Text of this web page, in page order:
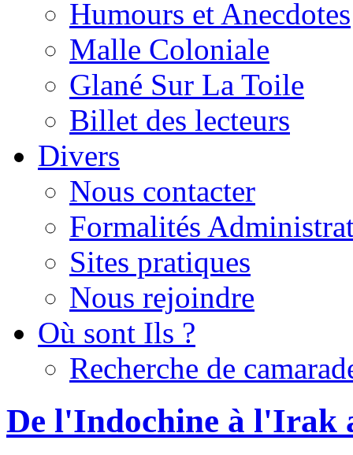
Humours et Anecdotes
Malle Coloniale
Glané Sur La Toile
Billet des lecteurs
Divers
Nous contacter
Formalités
Sites pratiques
Nous rejoindre
Où sont Ils ?
Recherche de
De l'Indochine à l'Irak